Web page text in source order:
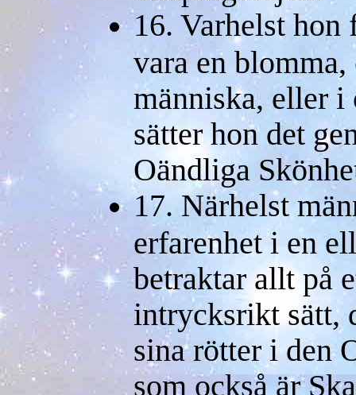
16. Varhelst hon
vara en
människa, eller i
sätter hon det
Oändliga
17. Närhelst
erfarenhet i en
betraktar allt på
intrycksrikt sätt,
sina rötter i den
som också är